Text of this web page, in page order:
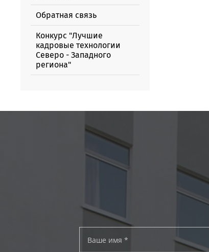
Обратная связь
Конкурс "Лучшие
кадровые технологии
Северо - Западного
региона"